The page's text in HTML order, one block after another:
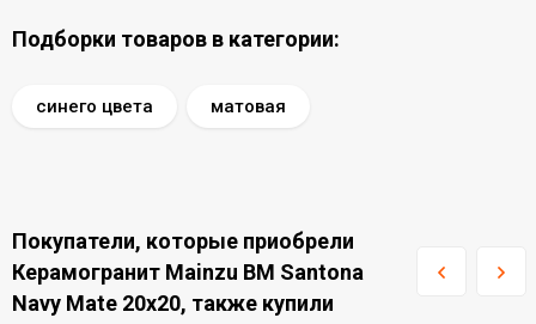
Подборки товаров в категории:
синего цвета матовая
Покупатели, которые приобрели
Керамогранит Mainzu BM Santona
Navy Mate 20x20, также купили